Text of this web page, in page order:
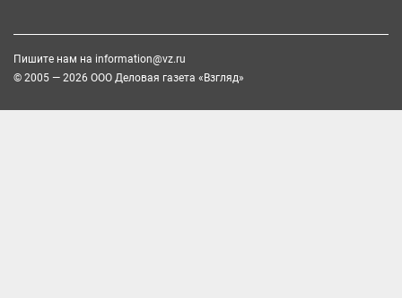
Пишите нам на information@vz.ru
© 2005 — 2026 ООО Деловая газета «Взгляд»